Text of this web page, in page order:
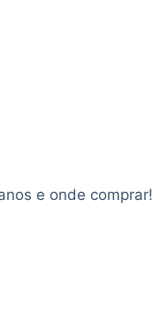
e onde comprar!